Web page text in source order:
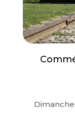
Dimanche